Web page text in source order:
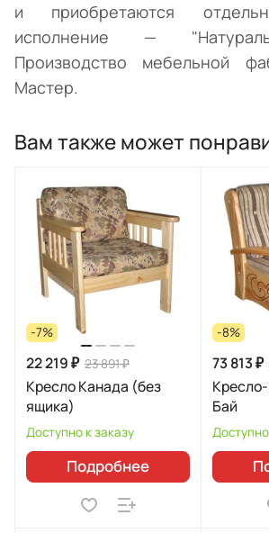
и приобретаются
исполнение —
Производство мебельной
Мастер.
Вам также может
-7%
22 219 ₽ 23 891 ₽
Кресло Канада (без
ящика)
Доступно к заказу
Подробнее
-8%
73 813 ₽
Бай